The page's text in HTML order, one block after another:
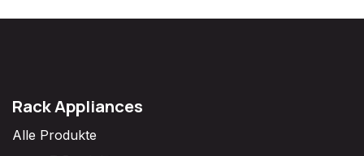
Rack Appliances
Alle Produkte